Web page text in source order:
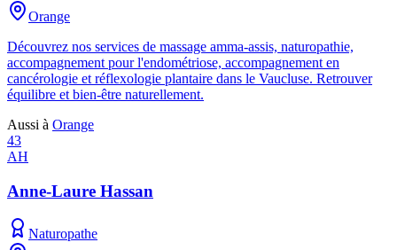
Orange
Découvrez nos services de massage amma-assis, naturopathie,
accompagnement pour l'endométriose, accompagnement en
cancérologie et réflexologie plantaire dans le Vaucluse. Retrouver
équilibre et bien-être naturellement.
Aussi à Orange
43
AH
Anne-Laure Hassan
Naturopathe